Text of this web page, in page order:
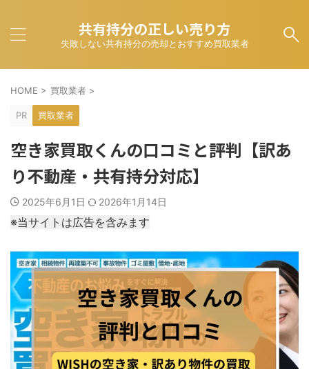
共有持分の正しい売り方
失敗しない共有持分の売却とおすすめ買取業者
HOME > 買取業者 >
PR 買取業者
空き家買取くんの口コミと評判【訳あ
り不動産・共有持分対応】
2025年6月1日 2026年1月14日
※当サイトは広告を含みます